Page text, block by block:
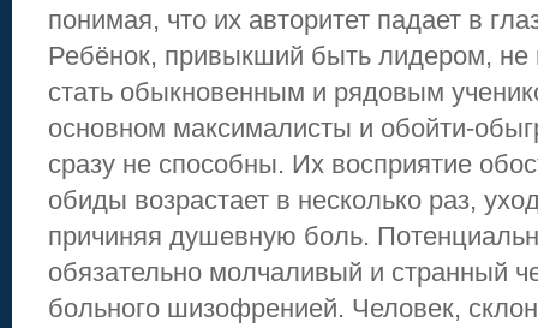
понимая, что их авторитет падает в
Ребёнок, привыкший быть лидером,
стать обыкновенным и рядовым
основном максималисты и обойти-
сразу не способны. Их восприятие
обиды возрастает в несколько раз,
причиняя душевную боль.
обязательно молчаливый и странный
больного шизофренией. Человек,